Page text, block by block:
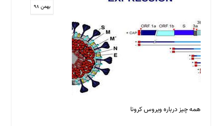
بهمن ۹۸
همه چیز درباره ویروس کرونا